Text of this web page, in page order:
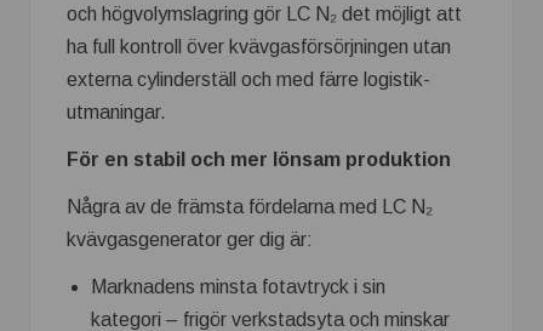
och högvolymslagring gör LC N₂ det möjligt att
ha full kontroll över kvävgasförsörjningen utan
externa cylinder­ställ och med färre logistik­
utmaningar.
För en stabil och mer lönsam produktion
Några av de främsta fördelarna med LC N₂
kvävgasgenerator ger dig är:
Marknadens minsta fotavtryck i sin
kategori – frigör verkstadsyta och minskar